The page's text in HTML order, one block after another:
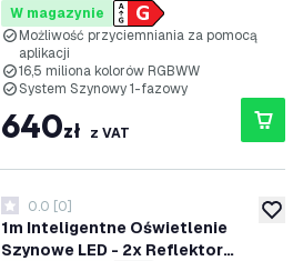
Szynowy - 4.9W - RGB+CCT -
Możliwość Przyciemniania -
System Szynowy 1-fazowy - Biały
W magazynie
Możliwość przyciemniania za pomocą
aplikacji
16,5 miliona kolorów RGBWW
System Szynowy 1-fazowy
640zł z VAT
1m Inteligentne Oświetlenie
Szynowe LED - 2x Reflektor
0 Gwiazdki oceny
0.0 [0]